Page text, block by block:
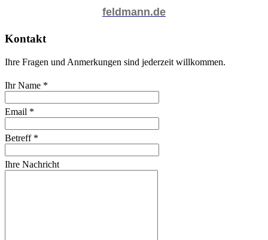
feldmann.de
Kontakt
Ihre Fragen und Anmerkungen sind jederzeit willkommen.
Ihr Name *
Email *
Betreff *
Ihre Nachricht